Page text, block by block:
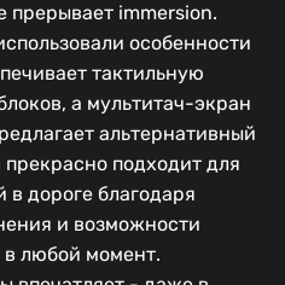
прерывает immersion.
особенности
тактильную
а мультитач-экран
альтернативный
подходит для
в дороге благодаря
и возможности
в любой момент.